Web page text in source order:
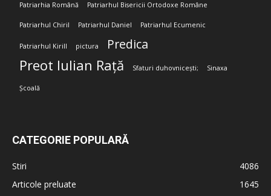
Patriarhia Română Patriarhul Bisericii Ortodoxe Române
Patriarhul Chiril Patriarhul Daniel Patriarhul Ecumenic
Patriarhul Kirill pictura Predica
Preot Iulian Rață Sfaturi duhovnicești; Sinaxa
Școală
CATEGORIE POPULARĂ
Stiri
4086
Articole preluate
1645